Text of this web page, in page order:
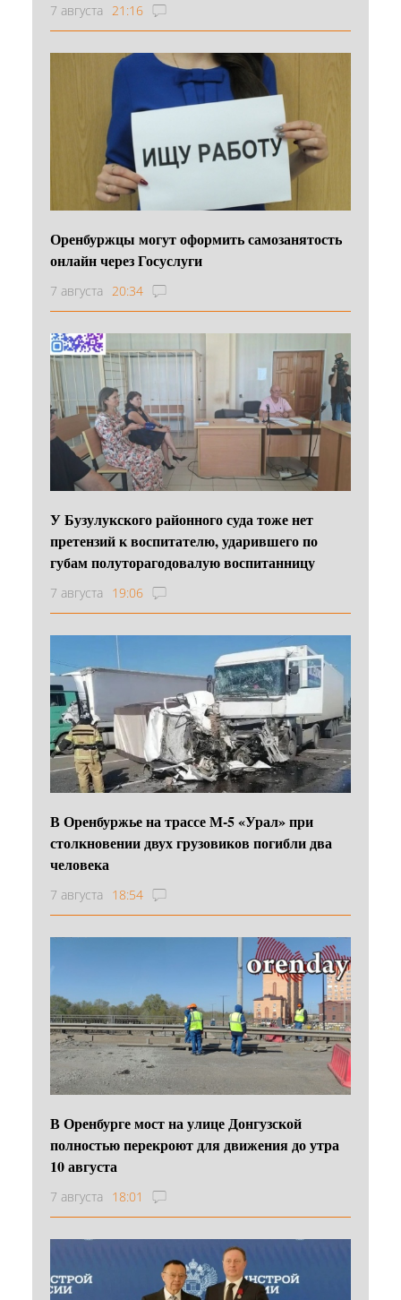
7 августа 21:16
Оренбуржцы могут оформить самозанятость
онлайн через Госуслуги
7 августа 20:34
У Бузулукского районного суда тоже нет
претензий к воспитателю, ударившего по
губам полуторагодовалую воспитанницу
7 августа 19:06
В Оренбуржье на трассе М-5 «Урал» при
столкновении двух грузовиков погибли два
человека
7 августа 18:54
В Оренбурге мост на улице Донгузской
полностью перекроют для движения до утра
10 августа
7 августа 18:01